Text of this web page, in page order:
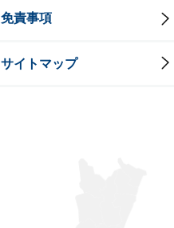
免責事項
サイトマップ